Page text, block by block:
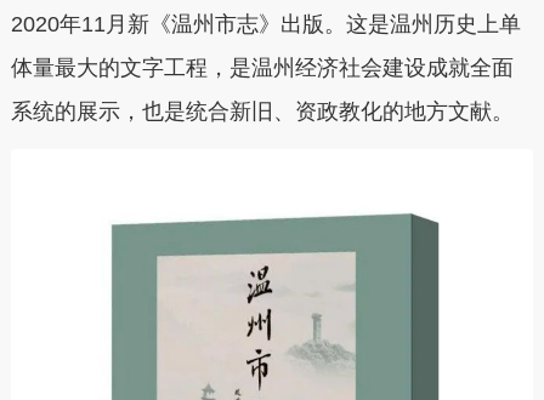
2020年11月新《温州市志》出版。 这是温州历史上单
体量最大的文字工程，是温州经济社会建设成就全面
系统的展示，也是统合新旧、资政教化的地方文献。